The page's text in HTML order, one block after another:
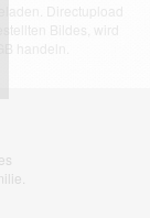
Directupload
Bildes, wird
handeln.